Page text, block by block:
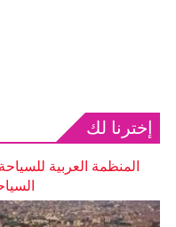
إخترنا لك
المنظمة العربية